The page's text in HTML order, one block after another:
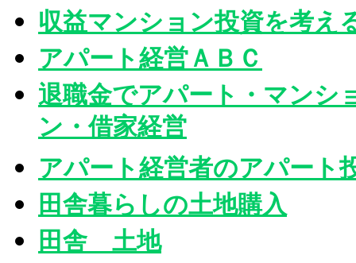
収益マンション投資を考え
アパート経営ＡＢＣ
退職金でアパート・マンシ
ン・借家経営
アパート経営者のアパート
田舎暮らしの土地購入
田舎 土地